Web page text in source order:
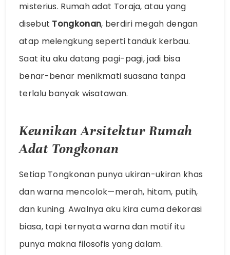
misterius. Rumah adat Toraja, atau yang
disebut Tongkonan, berdiri megah dengan
atap melengkung seperti tanduk kerbau.
Saat itu aku datang pagi-pagi, jadi bisa
benar-benar menikmati suasana tanpa
terlalu banyak wisatawan.
Keunikan Arsitektur Rumah
Adat Tongkonan
Setiap Tongkonan punya ukiran-ukiran khas
dan warna mencolok—merah, hitam, putih,
dan kuning. Awalnya aku kira cuma dekorasi
biasa, tapi ternyata warna dan motif itu
punya makna filosofis yang dalam.